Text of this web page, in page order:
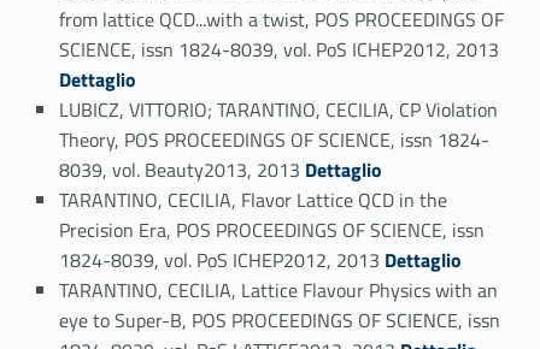
from lattice QCD...with a twist, POS PROCEEDINGS OF
SCIENCE, issn 1824-8039, vol. PoS ICHEP2012, 2013
Dettaglio
LUBICZ, VITTORIO; TARANTINO, CECILIA, CP Violation
Theory, POS PROCEEDINGS OF SCIENCE, issn 1824-
8039, vol. Beauty2013, 2013 Link identifier #identifier_person_13672-79
Dettaglio
TARANTINO, CECILIA, Flavor Lattice QCD in the
Precision Era, POS PROCEEDINGS OF SCIENCE, issn
1824-8039, vol. PoS ICHEP2012, 2013 Link identifier #identifier_person_61161-80
Dettaglio
TARANTINO, CECILIA, Lattice Flavour Physics with an
eye to Super-B, POS PROCEEDINGS OF SCIENCE, issn
Link identifier #identifier_person_144779-81